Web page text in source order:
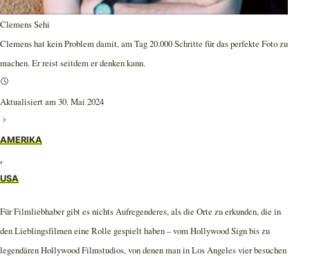
Clemens Sehi
Clemens hat kein Problem damit, am Tag 20.000 Schritte für das perfekte Foto zu
machen. Er reist seitdem er denken kann.
Aktualisiert am 30. Mai 2024
AMERIKA
,
USA
Für Filmliebhaber gibt es nichts Aufregenderes, als die Orte zu erkunden, die in
den Lieblingsfilmen eine Rolle gespielt haben – vom Hollywood Sign bis zu
legendären Hollywood Filmstudios, von denen man in Los Angeles vier besuchen